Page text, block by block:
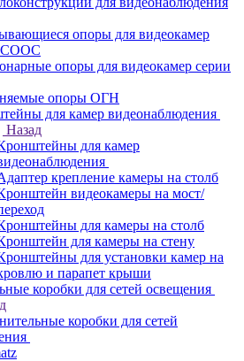
опоры для видеокамер
СООС
опоры для видеокамер серии
опоры ОГН
для камер видеонаблюдения
Назад
для камер
крепление камеры на столб
видеокамеры на мост/
для камеры на столб
для камеры на стену
для установки камер на
и парапет крыши
коробки для сетей освещения
коробки для сетей